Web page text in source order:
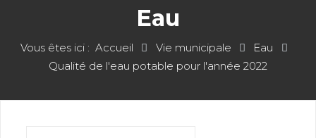
Eau
Vous êtes ici : Accueil Vie municipale
Eau
Qualité de l'eau potable pour l'année 2022